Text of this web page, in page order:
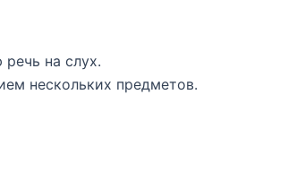
на слух.
нескольких предметов.